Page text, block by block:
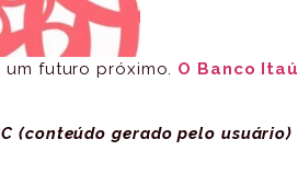
futuro próximo. O Banco Itaú
(conteúdo gerado pelo usuário)